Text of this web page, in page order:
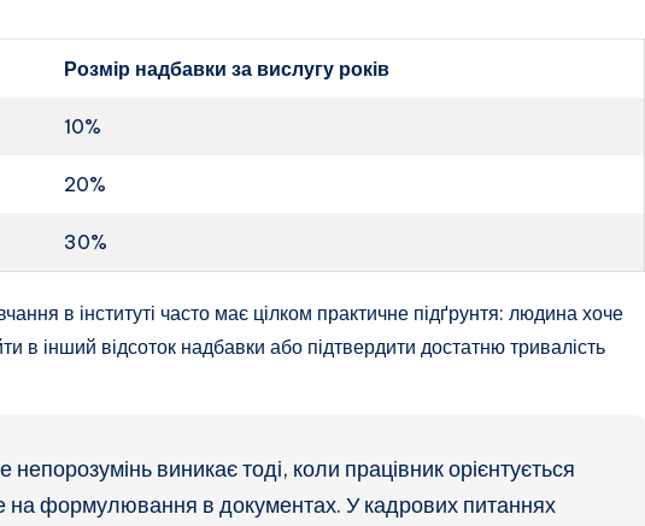
Розмір надбавки за вислугу років
10%
20%
30%
в інституті часто має цілком практичне підґрунтя: людина хоче
в інший відсоток надбавки або підтвердити достатню тривалість
виникає тоді, коли працівник орієнтується
на формулювання в документах. У кадрових питаннях